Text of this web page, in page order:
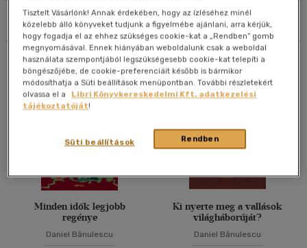
Szűrés Rendezés
Megjelenítés
20 db / oldal
40 db / oldal
Alkalmaz
Összesen3db
Minden idők legjobb
regénye
Daniel Bănulescu
Ki nyerte meg a vallások
világháborúját?
Daniel Bănulescu
Tisztelt Vásárlónk! Annak érdekében, hogy az ízléséhez minél
közelebb álló könyveket tudjunk a figyelmébe ajánlani, arra kérjük,
hogy fogadja el az ehhez szükséges cookie-kat a „Rendben” gomb
megnyomásával. Ennek hiányában weboldalunk csak a weboldal
használata szempontjából legszükségesebb cookie-kat telepíti a
böngészőjébe, de cookie-preferenciáit később is bármikor
módosíthatja a Süti beállítások menüpontban. További részletekért
olvassa el a
Libri Könyvkereskedelmi Kft. adatkezelési
tájékoztatóját!
Rendben
Süti beállítások